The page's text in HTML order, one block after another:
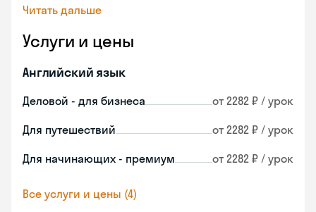
Читать дальше
Услуги и цены
Английский язык
Деловой - для бизнеса от 2282 ₽ / урок
Для путешествий от 2282 ₽ / урок
Для начинающих - премиум от 2282 ₽ / урок
Все услуги и цены (4)